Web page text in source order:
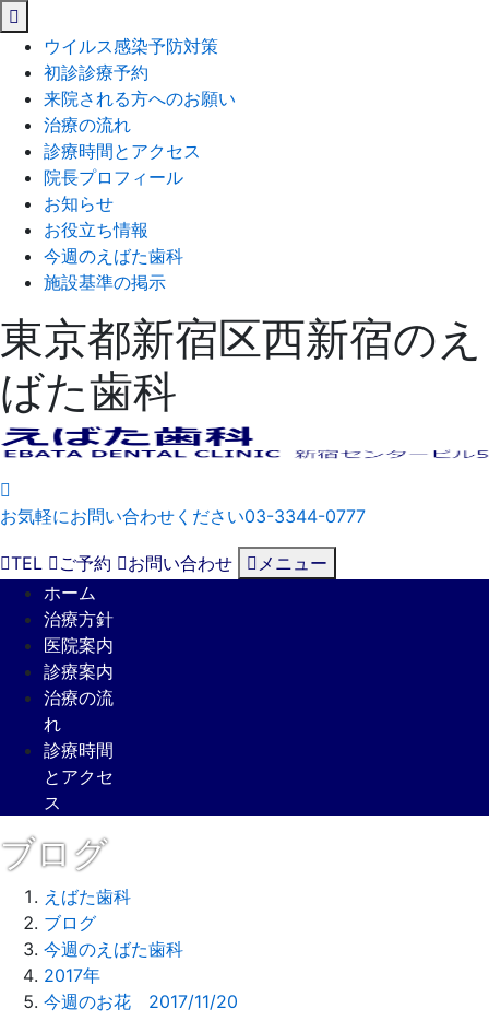
じ
る
ウイルス感染予防対策
初診診療予約
来院される方へのお願い
治療の流れ
診療時間とアクセス
院長プロフィール
お知らせ
お役立ち情報
今週のえばた歯科
施設基準の掲示
東京都新宿区西新宿のえ
ばた歯科
お気軽にお問い合わせください03-3344-0777
TEL ご予約 お問い合わせ
メニュー
ホーム
治療方針
医院案内
診療案内
治療の流
れ
診療時間
とアクセ
ス
ブログ
えばた歯科
ブログ
今週のえばた歯科
2017年
今週のお花 2017/11/20